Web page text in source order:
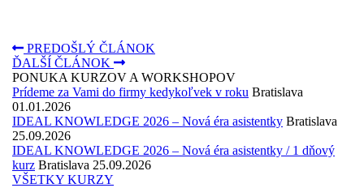
PREDOŠLÝ ČLÁNOK
ĎALŠÍ ČLÁNOK
PONUKA KURZOV A WORKSHOPOV
Prídeme za Vami do firmy kedykoľvek v roku Bratislava
01.01.2026
IDEAL KNOWLEDGE 2026 – Nová éra asistentky Bratislava
25.09.2026
IDEAL KNOWLEDGE 2026 – Nová éra asistentky / 1 dňový
kurz Bratislava 25.09.2026
VŠETKY KURZY